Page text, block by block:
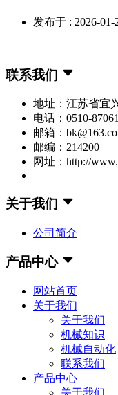
发布于 : 2026-01-
联系我们
地址：江苏省宜
电话：0510-
邮箱：
邮编：214200
网址：http://
关于我们
公司简介
产品中心
网站首页
关于我们
关于我们
机械知识
机械自动化
联系我们
产品中心